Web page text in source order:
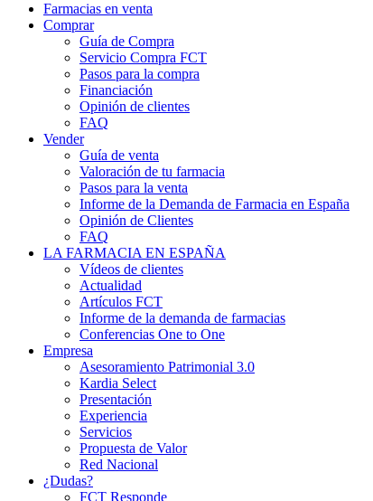
Farmacias en venta
Comprar
Guía de Compra
Servicio Compra FCT
Pasos para la compra
Financiación
Opinión de clientes
FAQ
Vender
Guía de venta
Valoración de tu farmacia
Pasos para la venta
Informe de la Demanda de Farmacia en España
Opinión de Clientes
FAQ
LA FARMACIA EN ESPAÑA
Vídeos de clientes
Actualidad
Artículos FCT
Informe de la demanda de farmacias
Conferencias One to One
Empresa
Asesoramiento Patrimonial 3.0
Kardia Select
Presentación
Experiencia
Servicios
Propuesta de Valor
Red Nacional
¿Dudas?
FCT Responde